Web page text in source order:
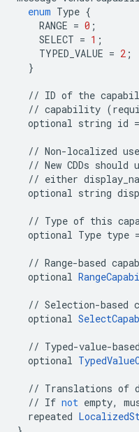
enum Type {
RANGE = 0 ;
SELECT = 1 ;
TYPED_VALUE = 2 ;
}
// ID of the
// capability (
optional string id =
// Non-localized
// New CDDs should
// either
optional string
// Type of this
optional Type type =
// Range-based
optional
// Selection-based
optional
// Typed-value-based
optional
// Translations of
// If not empty,
repeated